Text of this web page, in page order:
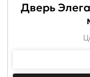
Дверь